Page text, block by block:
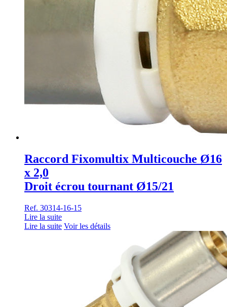
Raccord Fixomultix Multicouche Ø16
x 2,0
Droit écrou tournant Ø15/21
Ref. 30314-16-15
Lire la suite
Lire la suite Voir les détails